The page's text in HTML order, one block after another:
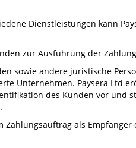
Dienstleistungen kann
zur Ausführung der
sowie andere juristische
Unternehmen. Paysera Ltd
des Kunden vor und
als